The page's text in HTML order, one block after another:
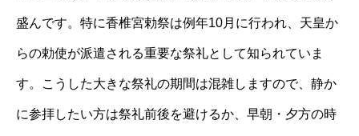
盛んです。特に香椎宮勅祭は例年10月に行われ、天皇か
らの勅使が派遣される重要な祭礼として知られていま
す。こうした大きな祭礼の期間は混雑しますので、静か
に参拝したい方は祭礼前後を避けるか、早朝・夕方の時